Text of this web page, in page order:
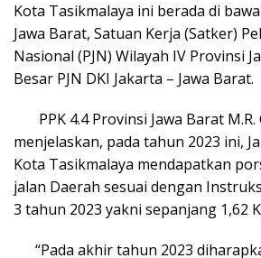
Kota Tasikmalaya ini berada di
Jawa Barat, Satuan Kerja (Satker)
Nasional (PJN) Wilayah IV Provinsi
Besar PJN DKI Jakarta – Jawa Barat.
PPK 4.4 Provinsi Jawa Barat M.R.
menjelaskan, pada tahun 2023 ini,
Kota Tasikmalaya mendapatkan
jalan Daerah sesuai dengan
3 tahun 2023 yakni sepanjang 1,62
“Pada akhir tahun 2023